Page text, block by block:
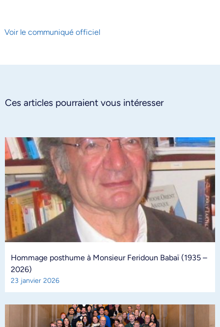
Voir le communiqué officiel
Ces articles pourraient vous intéresser
Hommage posthume à Monsieur Feridoun Babaï (1935 –
2026)
23 janvier 2026